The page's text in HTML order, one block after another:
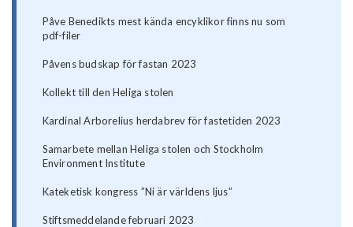
Påve Benedikts mest kända encyklikor finns nu som
pdf-filer
Påvens budskap för fastan 2023
Kollekt till den Heliga stolen
Kardinal Arborelius herdabrev för fastetiden 2023
Samarbete mellan Heliga stolen och Stockholm
Environment Institute
Kateketisk kongress ”Ni är världens ljus”
Stiftsmeddelande februari 2023